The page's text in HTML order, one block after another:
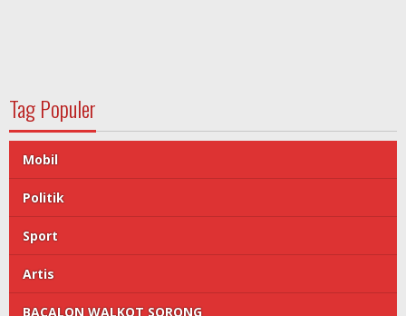
Tag Populer
Mobil
Politik
Sport
Artis
BACALON WALKOT SORONG